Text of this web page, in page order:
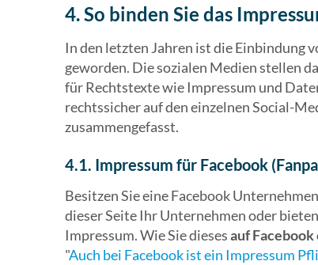
4. So binden Sie das
In den letzten Jahren ist die Einbindung
geworden. Die sozialen Medien stellen
für Rechtstexte wie Impressum und
rechtssicher auf den einzelnen Social-
zusammengefasst.
4.1. Impressum für Facebook
Besitzen Sie eine Facebook
dieser Seite Ihr Unternehmen oder
Impressum. Wie Sie diesesauf
"Auch bei Facebook ist ein Impressum